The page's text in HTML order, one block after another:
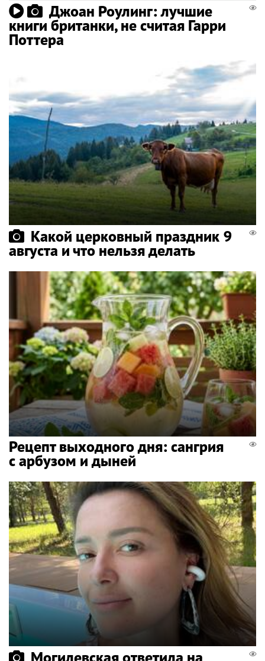
Джоан Роулинг: лучшие
книги британки, не считая Гарри
Поттера
Какой церковный праздник 9
августа и что нельзя делать
Рецепт выходного дня: сангрия
с арбузом и дыней